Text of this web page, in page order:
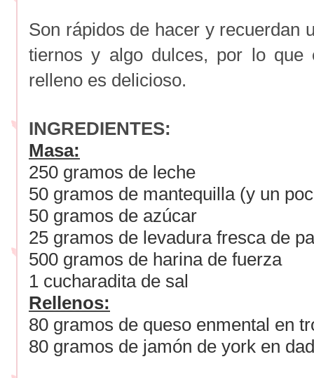
Son rápidos de hacer y recuerdan
tiernos y algo dulces, por lo
relleno es delicioso.
INGREDIENTES:
Masa:
250 gramos de leche
50 gramos de mantequilla (y un
50 gramos de azúcar
25 gramos de levadura fresca de
500 gramos de harina de fuerza
1 cucharadita de sal
Rellenos:
80 gramos de queso enmental en
80 gramos de jamón de york en